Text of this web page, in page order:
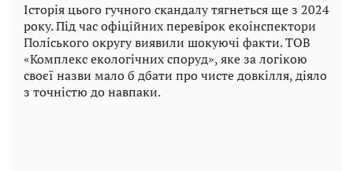
Історія цього гучного скандалу тягнеться ще з 2024
року. Під час офіційних перевірок екоінспектори
Поліського округу виявили шокуючі факти. ТОВ
«Комплекс екологічних споруд», яке за логікою
своєї назви мало б дбати про чисте довкілля, діяло
з точністю до навпаки.